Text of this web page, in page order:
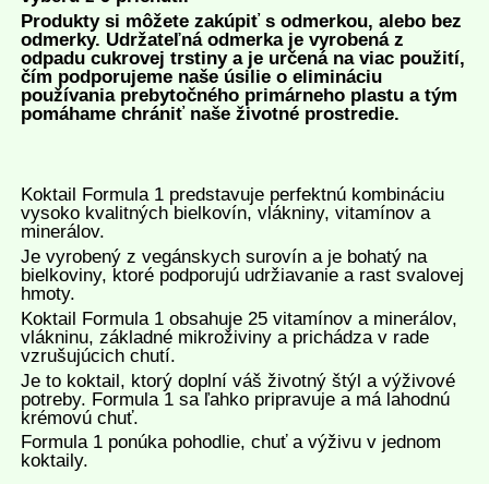
Produkty si môžete zakúpiť s odmerkou, alebo bez
odmerky. Udržateľná odmerka je vyrobená z
odpadu cukrovej trstiny a je určená na viac použití,
čím podporujeme naše úsilie o elimináciu
používania prebytočného primárneho plastu a tým
pomáhame chrániť naše životné prostredie.
Koktail Formula 1 predstavuje perfektnú kombináciu
vysoko kvalitných bielkovín, vlákniny, vitamínov a
minerálov.
Je vyrobený z vegánskych surovín a je bohatý na
bielkoviny, ktoré podporujú udržiavanie a rast svalovej
hmoty.
Koktail Formula 1 obsahuje 25 vitamínov a minerálov,
vlákninu, základné mikroživiny a prichádza v rade
vzrušujúcich chutí.
Je to koktail, ktorý doplní váš životný štýl a výživové
potreby. Formula 1 sa ľahko pripravuje a má lahodnú
krémovú chuť.
Formula 1 ponúka pohodlie, chuť a výživu v jednom
koktaily.